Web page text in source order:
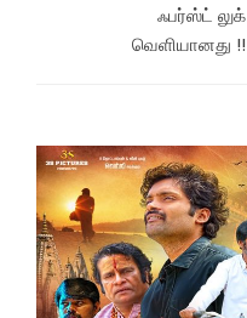
ஃபர்ஸ்ட் லுக்
வெளியானது !!